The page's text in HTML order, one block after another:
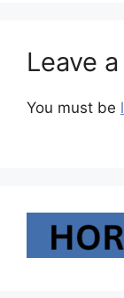
Leave
You must be